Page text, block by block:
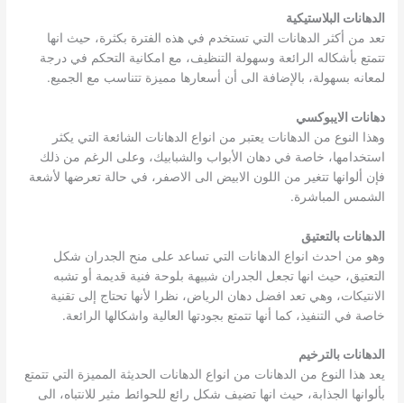
الدهانات البلاستيكية
تعد من أكثر الدهانات التي تستخدم في هذه الفترة بكثرة، حيث انها
تتمتع بأشكاله الرائعة وسهولة التنظيف، مع امكانية التحكم في درجة
لمعانه بسهولة، بالإضافة الى أن أسعارها مميزة تتناسب مع الجميع.
دهانات الايبوكسي
وهذا النوع من الدهانات يعتبر من انواع الدهانات الشائعة التي يكثر
استخدامها، خاصة في دهان الأبواب والشبابيك، وعلى الرغم من ذلك
فإن ألوانها تتغير من اللون الابيض الى الاصفر، في حالة تعرضها لأشعة
الشمس المباشرة.
الدهانات بالتعتيق
وهو من احدث انواع الدهانات التي تساعد على منح الجدران شكل
التعتيق، حيث انها تجعل الجدران شبيهة بلوحة فنية قديمة أو تشبه
الانتيكات، وهي تعد افضل دهان الرياض، نظرا لأنها تحتاج إلى تقنية
خاصة في التنفيذ، كما أنها تتمتع بجودتها العالية واشكالها الرائعة.
الدهانات بالترخيم
يعد هذا النوع من الدهانات من انواع الدهانات الحديثة المميزة التي تتمتع
بألوانها الجذابة، حيث انها تضيف شكل رائع للحوائط مثير للانتباه، الى